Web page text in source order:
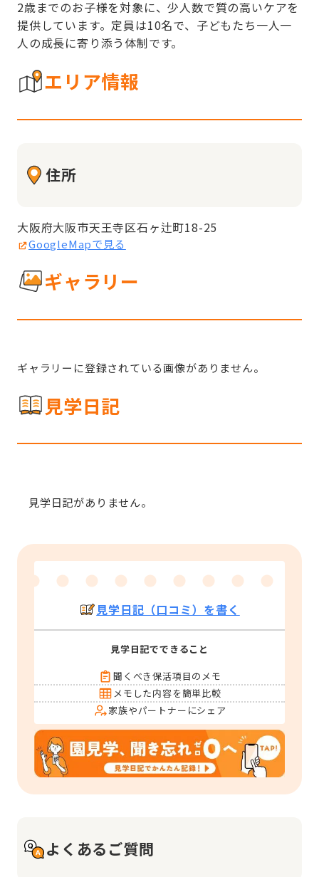
2歳までのお子様を対象に、少人数で質の高いケアを
提供しています。定員は10名で、子どもたち一人一
人の成長に寄り添う体制です。
エリア情報
住所
大阪府大阪市天王寺区石ヶ辻町18-25
GoogleMapで見る
ギャラリー
ギャラリーに登録されている画像がありません。
見学日記
見学日記がありません。
見学日記（口コミ）を書く
見学日記でできること
聞くべき保活項目のメモ
メモした内容を簡単比較
家族やパートナーにシェア
よくあるご質問